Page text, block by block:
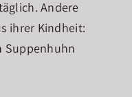
Andere
ihrer Kindheit:
Suppenhuhn